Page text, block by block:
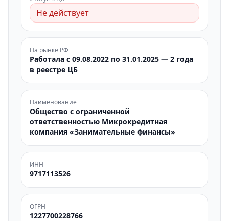
Не действует
На рынке РФ
Работала с 09.08.2022 по 31.01.2025 — 2 года
в реестре ЦБ
Наименование
Общество с ограниченной
ответственностью Микрокредитная
компания «Занимательные финансы»
ИНН
9717113526
ОГРН
1227700228766